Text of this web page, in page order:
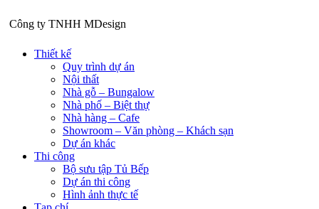
Công ty TNHH MDesign
Thiết kế
Quy trình dự án
Nội thất
Nhà gỗ – Bungalow
Nhà phố – Biệt thự
Nhà hàng – Cafe
Showroom – Văn phòng – Khách sạn
Dự án khác
Thi công
Bộ sưu tập Tủ Bếp
Dự án thi công
Hình ảnh thực tế